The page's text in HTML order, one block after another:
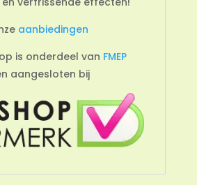
aanbiedingen
is onderdeel van FMEP
aangesloten bij